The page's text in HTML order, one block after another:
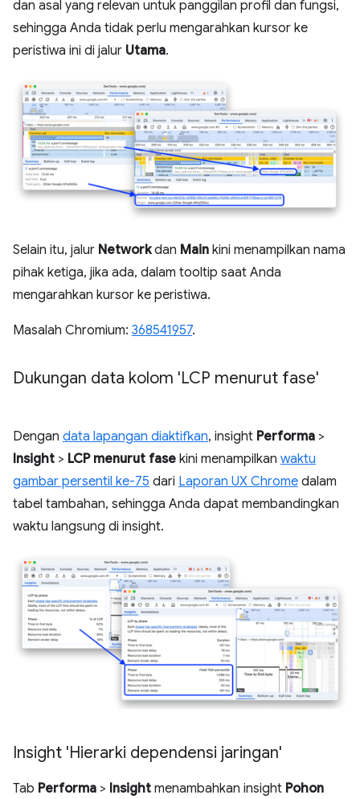
dan asal yang relevan untuk panggilan profil dan fungsi,
sehingga Anda tidak perlu mengarahkan kursor ke
peristiwa ini di jalur Utama.
Selain itu, jalur Networkdan Main kini menampilkan nama
pihak ketiga, jika ada, dalam tooltip saat Anda
mengarahkan kursor ke peristiwa.
Masalah Chromium: 368541957.
Dukungan data kolom 'LCP menurut fase'
Dengan data lapangan diaktifkan, insight Performa >
Insight > LCP menurut fase kini menampilkan waktu
gambar persentil ke-75 dari Laporan UX Chrome dalam
tabel tambahan, sehingga Anda dapat membandingkan
waktu langsung di insight.
Insight 'Hierarki dependensi jaringan'
Tab Performa > Insight menambahkan insight Pohon